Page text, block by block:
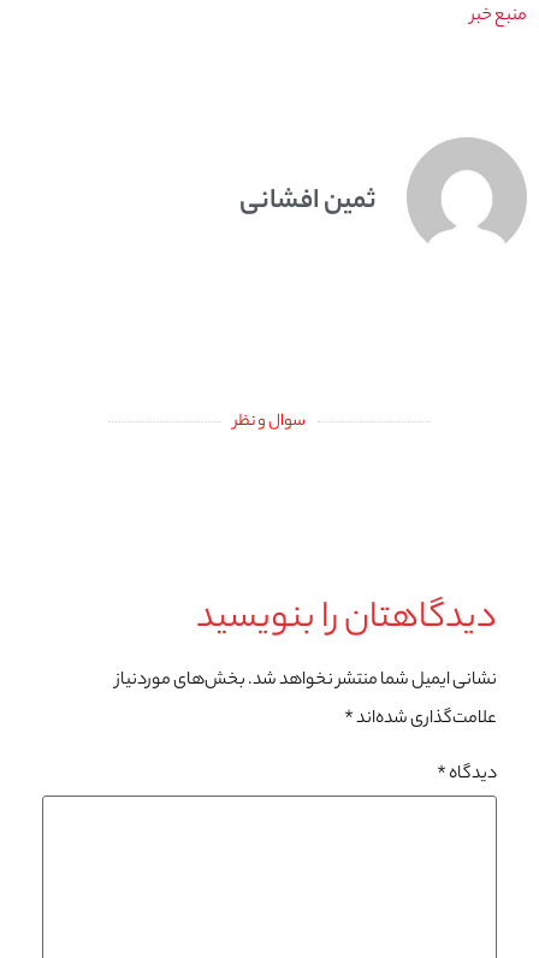
منبع خبر
ثمین افشانی
سوال و نظر
دیدگاهتان را بنویسید
نشانی ایمیل شما منتشر نخواهد شد.بخش‌های موردنیاز
علامت‌گذاری شده‌اند*
دیدگاه*